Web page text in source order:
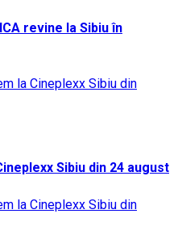
revine la Sibiu în
Sibiu din 24 august